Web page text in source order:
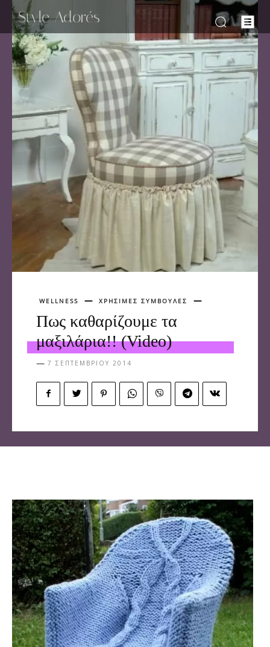
-Style Adorés
WELLNESS ΧΡΗΣΙΜΕΣ ΣΥΜΒΟΥΛΕΣ
Πως καθαρίζουμε τα
μαξιλάρια!! (Video)
7 ΣΕΠΤΕΜΒΡΊΟΥ 2014